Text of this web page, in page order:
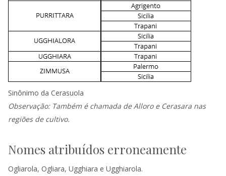
Sinônimo da Cerasuola
Observação: Também é chamada de Alloro e Cerasara nas
regiões de cultivo.
Nomes atribuídos erroneamente
Ogliarola, Ogliara, Ugghiara e Ugghiarola.